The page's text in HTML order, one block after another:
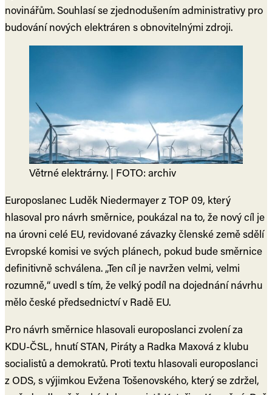
novinářům. Souhlasí se zjednodušením administrativy pro
budování nových elektráren s obnovitelnými zdroji.
Větrné elektrárny. | FOTO: archiv
Europoslanec Luděk Niedermayer z TOP 09, který
hlasoval pro návrh směrnice, poukázal na to, že nový cíl je
na úrovni celé EU, revidované závazky členské země sdělí
Evropské komisi ve svých plánech, pokud bude směrnice
definitivně schválena. „Ten cíl je navržen velmi, velmi
rozumně,“ uvedl s tím, že velký podíl na dojednání návrhu
mělo české předsednictví v Radě EU.
Pro návrh směrnice hlasovali europoslanci zvolení za
KDU-ČSL, hnutí STAN, Piráty a Radka Maxová z klubu
socialistů a demokratů. Proti textu hlasovali europoslanci
z ODS, s výjimkou Evžena Tošenovského, který se zdržel,